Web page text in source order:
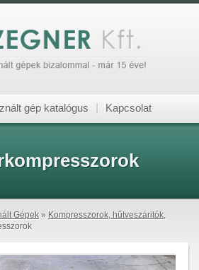
gép katalógus Kapcsolat
Gépek » Kompresszorok, hűtveszáritók,